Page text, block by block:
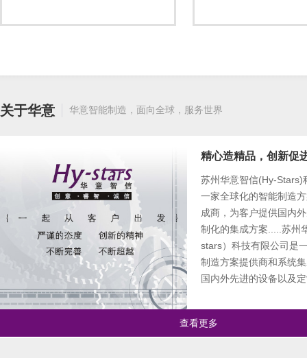
关于华意 华意智能制造，面向全球，服务世界
精心造精品，创新促
苏州华意智信(Hy-Stars)
一家全球化的智能制造
成商，为客户提供国内
制化的集成方案.....苏州
stars）科技有限公司是
制造方案提供商和系统
国内外先进的设备以及
查看更多